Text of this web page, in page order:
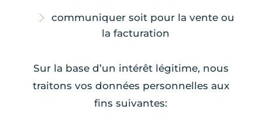
communiquer soit pour la vente ou
la facturation
Sur la base d’un intérêt légitime, nous
traitons vos données personnelles aux
fins suivantes: